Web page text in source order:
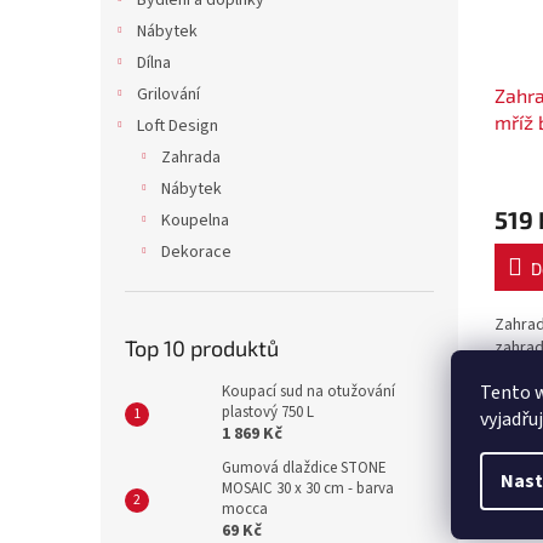
Tento
Nábytek
Dílna
Grilování
Loft Design
Zahrada
Nábytek
Koupelna
Dekorace
Top 10 produktů
Koupací sud na otužování
plastový 750 L
1 869 Kč
Gumová dlaždice STONE
MOSAIC 30 x 30 cm - barva
mocca
69 Kč
mříž
519